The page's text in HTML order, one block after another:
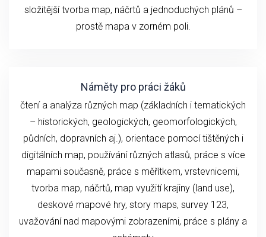
složitější tvorba map, náčrtů a jednoduchých plánů –
prostě mapa v zorném poli.
Náměty pro práci žáků
čtení a analýza různých map (základních i tematických
– historických, geologických, geomorfologických,
půdních, dopravních aj.), orientace pomocí tištěných i
digitálních map, používání různých atlasů, práce s více
mapami současně, práce s měřítkem, vrstevnicemi,
tvorba map, náčrtů, map využití krajiny (land use),
deskové mapové hry, story maps, survey 123,
uvažování nad mapovými zobrazeními, práce s plány a